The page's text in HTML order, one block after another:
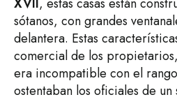
sótanos, con grandes
delantera. Estas
comercial de los
era incompatible con el
ostentaban los oficiales de un